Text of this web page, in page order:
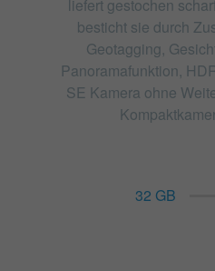
liefert gestochen
besticht sie durch
Geotagging,
Panoramafunktion,
SE Kamera ohne
32 GB